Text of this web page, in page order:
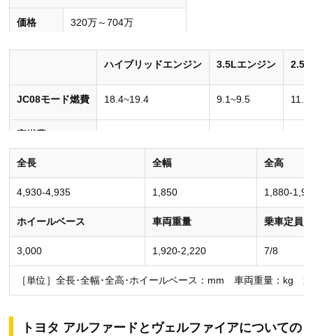
価格 320万～704万
［単位］円（消費税込み）
ハイブリッドエンジン 3.5Lエンジン 2.5L
JC08モード燃費 18.4~19.4 9.1~9.5
実燃費
［単位］km/L
全長 全幅 全高
4,930-4,935 1,850 1,880-
ホイールベース 車両重量 乗車定員
3,000 1,920-2,220 7/8
［単位］全長･全幅･全高･ホイールベース：mm 車両重量：kg
トヨタ アルファードとヴェルファイアについての